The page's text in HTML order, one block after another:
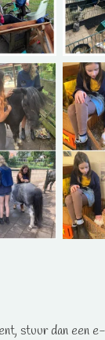
stuur dan een